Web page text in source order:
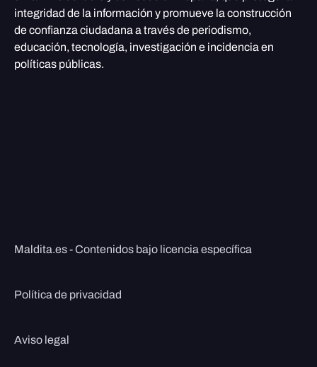
integridad de la información y promueve la construcción
de confianza ciudadana a través de periodismo,
educación, tecnología, investigación e incidencia en
políticas públicas.
Maldita.es - Contenidos bajo licencia específica
Política de privacidad
Aviso legal